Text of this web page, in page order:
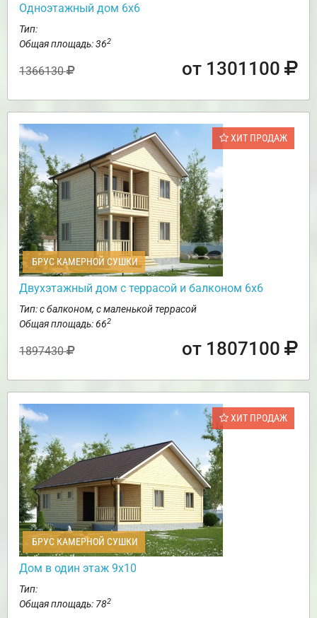
Одноэтажный дом 6х6
Тип:
Общая площадь: 362
1366130 от 1301100
ХИТ ПРОДАЖ
БРУС КАМЕРНОЙ СУШКИ
Двухэтажный дом с террасой и балконом 6х6
Тип: с балконом, с маленькой террасой
Общая площадь: 662
1897430 от 1807100
ХИТ ПРОДАЖ
БРУС КАМЕРНОЙ СУШКИ
Дом в один этаж 9х10
Тип:
Общая площадь: 782